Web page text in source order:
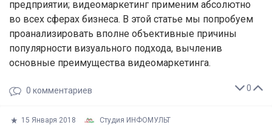
предприятии; видеомаркетинг применим абсолютно
во всех сферах бизнеса. В этой статье мы попробуем
проанализировать вполне объективные причины
популярности визуального подхода, вычленив
основные преимущества видеомаркетинга.
0
0 комментариев
15 Января 2018 Студия ИНФОМУЛЬТ